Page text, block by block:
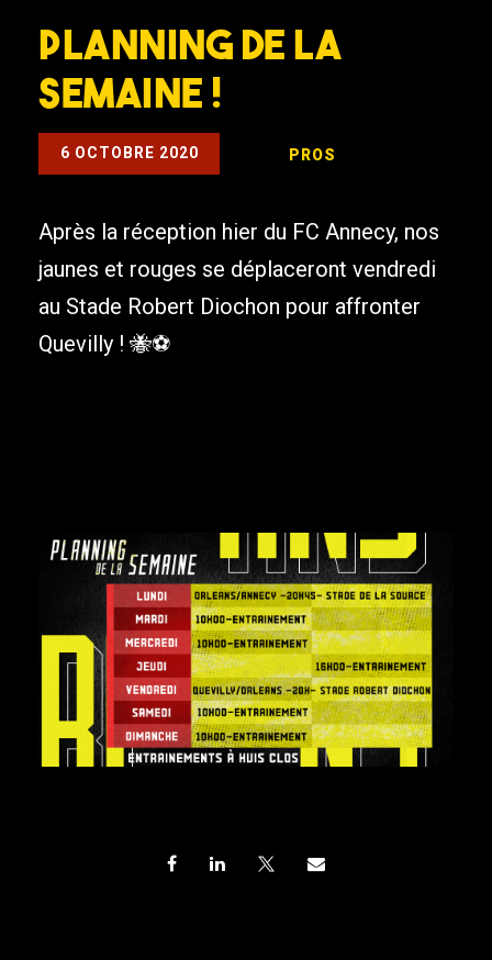
Planning de la
semaine !
6 OCTOBRE 2020 PROS
Après la réception hier du FC Annecy, nos
jaunes et rouges se déplaceront vendredi
au Stade Robert Diochon pour affronter
Quevilly ! 🐝⚽️